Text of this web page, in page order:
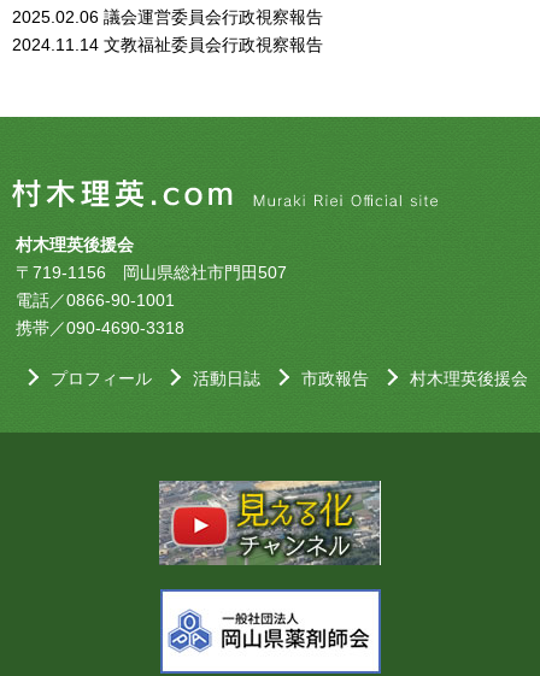
2025.02.06 議会運営委員会行政視察報告
2024.11.14 文教福祉委員会行政視察報告
村木理英後援会
〒719-1156 岡山県総社市門田507
電話／0866-90-1001
携帯／090-4690-3318
プロフィール 活動日誌 市政報告 村木理英後援会